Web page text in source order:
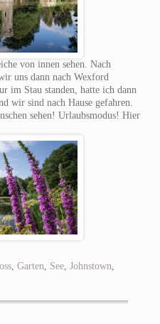
von innen sehen. Nach
uns dann nach Wexford
im Stau standen, hatte ich dann
wir sind nach Hause gefahren.
sehen! Urlaubsmodus! Hier
, Garten See, Johnstown